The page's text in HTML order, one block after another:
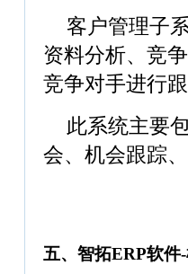
客户管理子
资料分析、竞
竞争对手进行
此系统主要
会、机会跟踪
五、智拓ERP软